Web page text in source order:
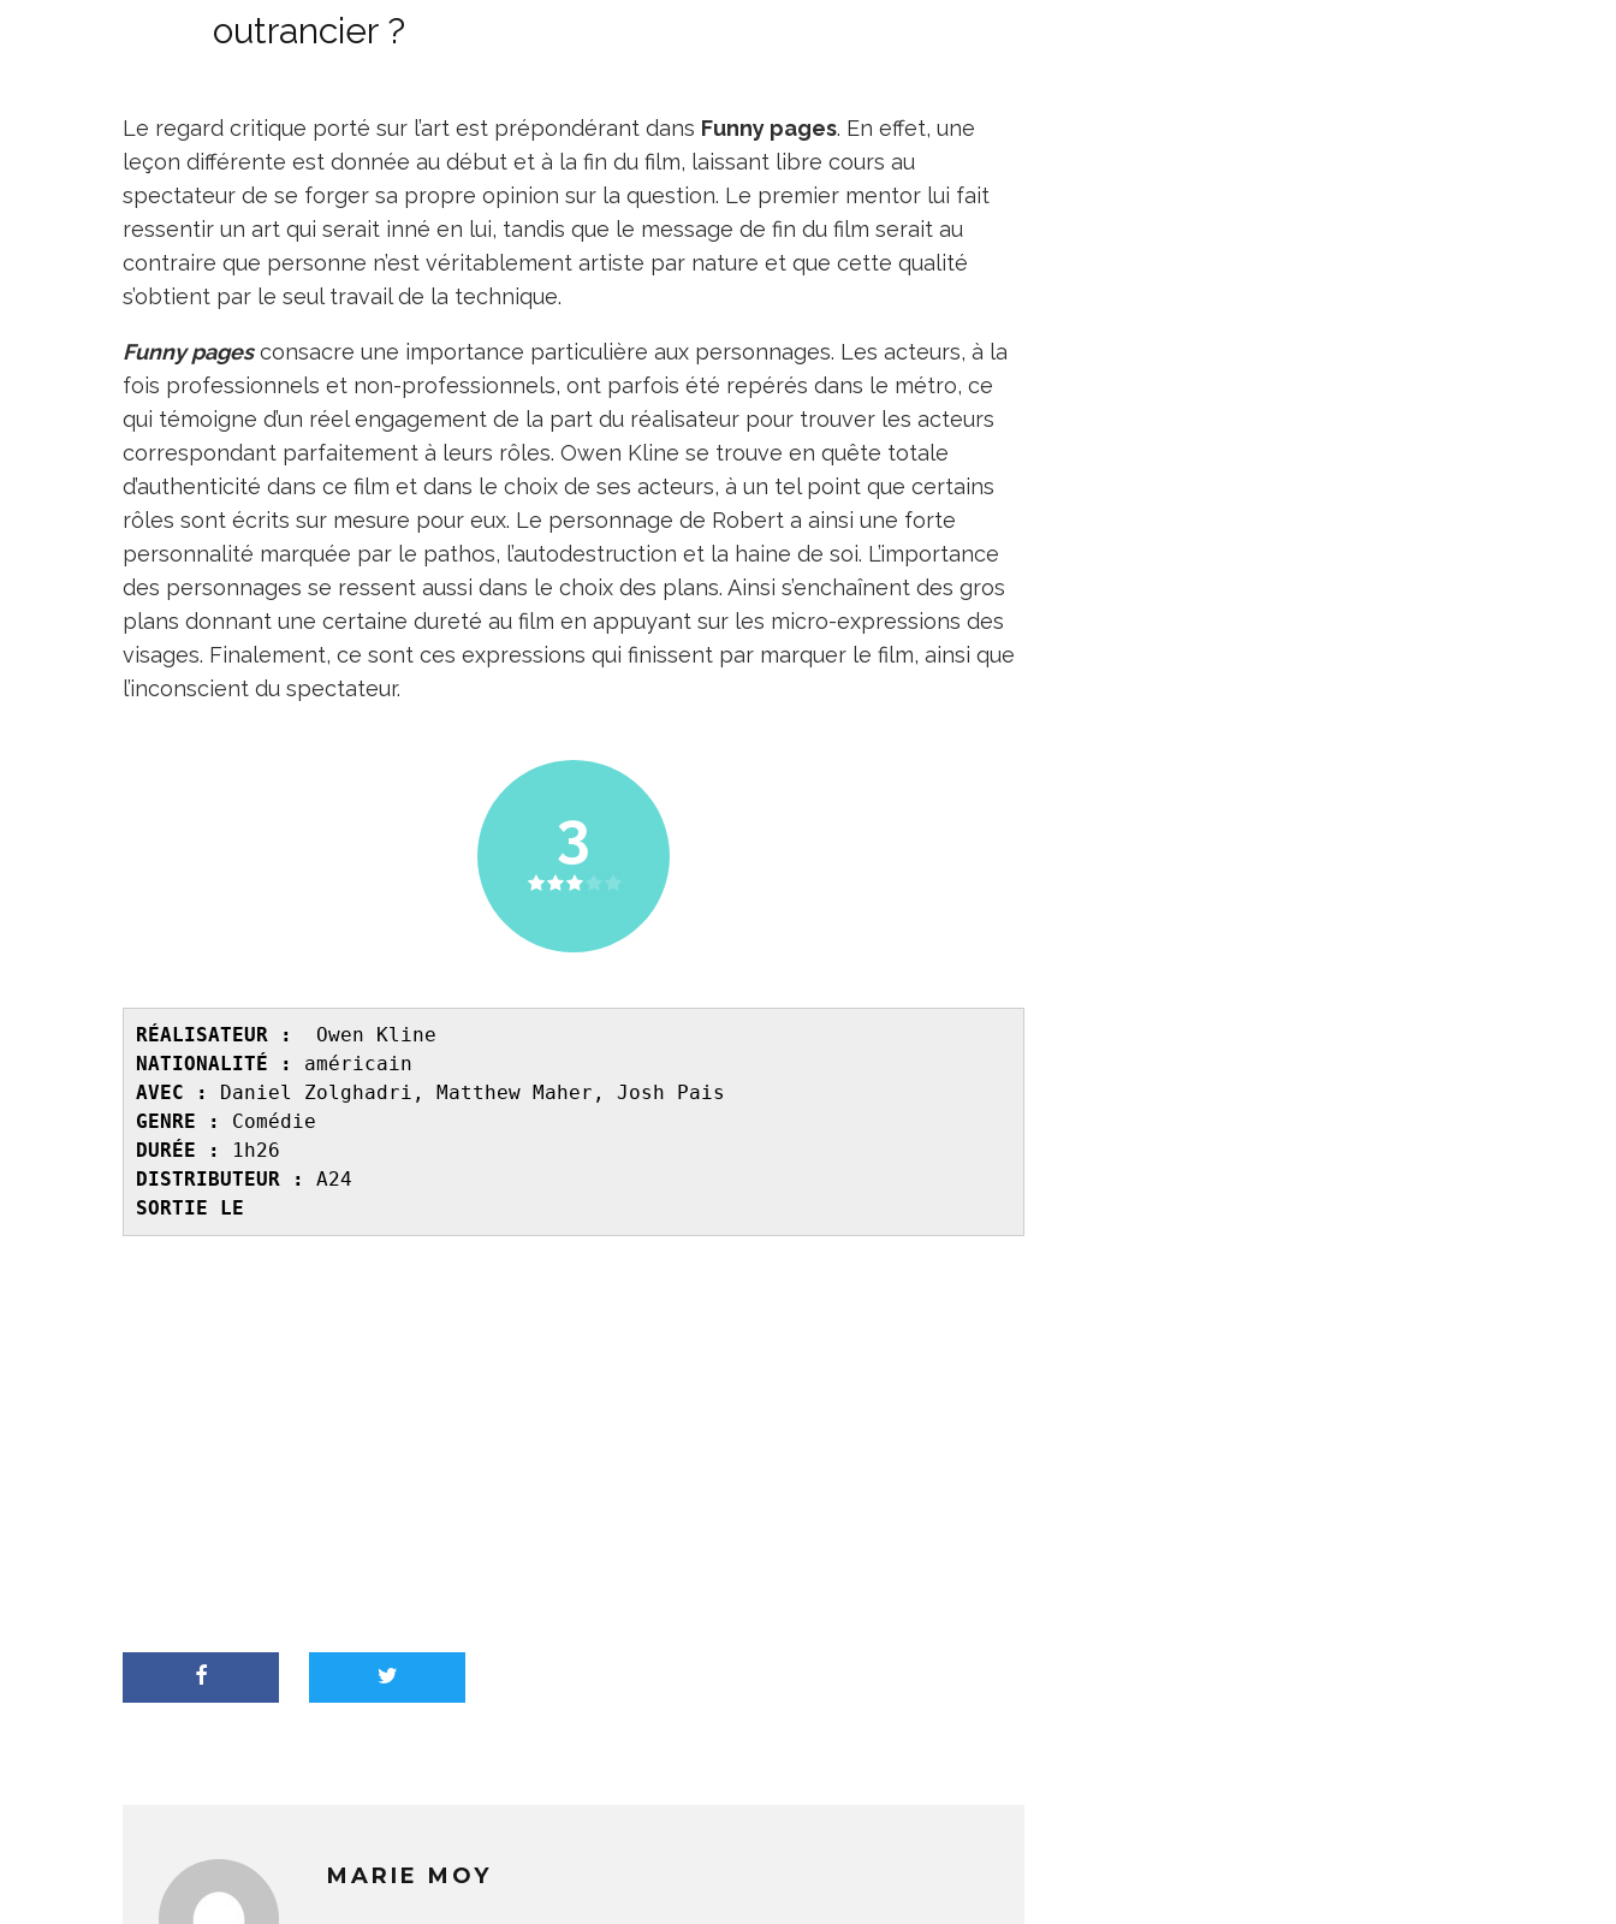
outrancier ?
Le regard critique porté sur l’art est prépondérant dans Funny pages. En effet, une
leçon différente est donnée au début et à la fin du film, laissant libre cours au
spectateur de se forger sa propre opinion sur la question. Le premier mentor lui fait
ressentir un art qui serait inné en lui, tandis que le message de fin du film serait au
contraire que personne n’est véritablement artiste par nature et que cette qualité
s’obtient par le seul travail de la technique.
Funny pagesconsacre une importance particulière aux personnages. Les acteurs, à la
fois professionnels et non-professionnels, ont parfois été repérés dans le métro, ce
qui témoigne d’un réel engagement de la part du réalisateur pour trouver les acteurs
correspondant parfaitement à leurs rôles. Owen Kline se trouve en quête totale
d’authenticité dans ce film et dans le choix de ses acteurs, à un tel point que certains
rôles sont écrits sur mesure pour eux. Le personnage de Robert a ainsi une forte
personnalité marquée par le pathos, l’autodestruction et la haine de soi. L’importance
des personnages se ressent aussi dans le choix des plans. Ainsi s’enchaînent des gros
plans donnant une certaine dureté au film en appuyant sur les micro-expressions des
visages. Finalement, ce sont ces expressions qui finissent par marquer le film, ainsi que
l’inconscient du spectateur.
3
RÉALISATEUR :
NATIONALITÉ :
AVEC :
GENRE :
DURÉE :
DISTRIBUTEUR :
SORTIE LE
MARIE MOY